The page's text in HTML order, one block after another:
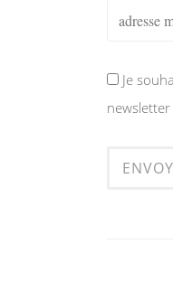
Je
newsletter